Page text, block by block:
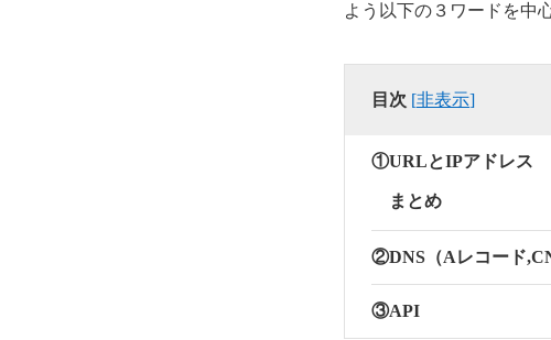
よう以下の３ワードを中
目次 [非表示]
①URLとIPアドレス
まとめ
②DNS（Aレコード
③API